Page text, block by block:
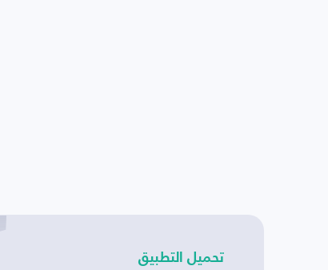
تحميل التطبيق